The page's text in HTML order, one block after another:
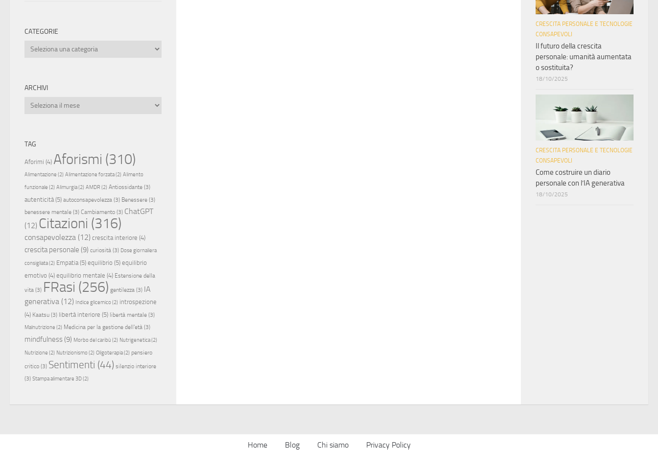
CATEGORIE
Categorie
ARCHIVI
Archivi
TAG
Aforimi (4) Aforismi (310)
Alimentazione (2) Alimentazione forzata(2) Alimento
funzionale (2) Alimurgia(2) AMDR (2) Antiossidante (3)
autenticità(5) autoconsapevolezza (3) Benessere (3)
benessere mentale (3) Cambiamento (3) ChatGPT
(12) Citazioni (316)
consapevolezza (12) crescita interiore (4)
crescita personale (9) curiosità (3) Dose giornaliera
consigliata(2) Empatia(5) equilibrio (5) equilibrio
emotivo (4) equilibrio mentale (4) Estensione della
vita (3) FRasi (256) gentilezza (3) IA
generativa (12) Indice glicemico (2) introspezione
(4) Kaatsu (3) libertà interiore (5) libertà mentale (3)
Malnutrizione (2) Medicina per la gestione dell'età (3)
mindfulness (9) Morbo del caribù (2) Nutrigenetica(2)
Nutrizione (2) Nutrizionismo (2) Oligoterapia(2) pensiero
critico (3) Sentimenti (44) silenzio interiore
(3) Stampa alimentare 3D(2)
CRESCITA PERSONALE E TECNOLOGIE
CONSAPEVOLI
Il futuro della crescita
personale: umanità aumentata
o sostituita?
18/10/2025
CRESCITA PERSONALE E TECNOLOGIE
CONSAPEVOLI
Come costruire un diario
personale con l’IA generativa
18/10/2025
Home Blog Chi siamo Privacy Policy